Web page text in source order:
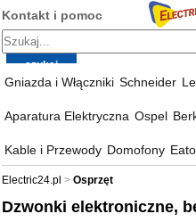
Kontakt i pomoc
Gniazda i Włączniki Schneider
Aparatura Elektryczna Ospel
Kable i Przewody Domofony
Electric24.pl Osprzęt
Dzwonki elektroniczne,